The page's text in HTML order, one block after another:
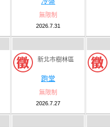
無限制
2026.7.31
新北市樹林區
跑堂
無限制
2026.7.27